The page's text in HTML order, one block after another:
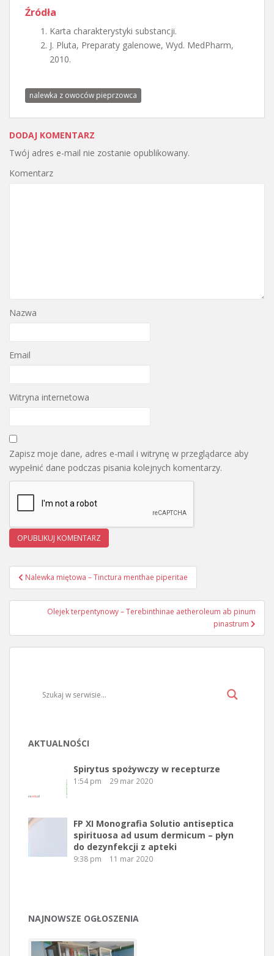
Źródła
Karta charakterystyki substancji.
J. Pluta, Preparaty galenowe, Wyd. MedPharm,
2010.
nalewka z owoców pieprzowca
DODAJ KOMENTARZ
Twój adres e-mail nie zostanie opublikowany.
Komentarz
Nazwa
Email
Witryna internetowa
Zapisz moje dane, adres e-mail i witrynę w przeglądarce aby
wypełnić dane podczas pisania kolejnych komentarzy.
Nawigacja wpisu
Nalewka miętowa – Tinctura menthae piperitae
Olejek terpentynowy – Terebinthinae aetheroleum ab pinum
pinastrum
AKTUALNOŚCI
Spirytus spożywczy w recepturze
1:54 pm 29 mar 2020
FP XI Monografia Solutio antiseptica
spirituosa ad usum dermicum – płyn
do dezynfekcji z apteki
9:38 pm 11 mar 2020
NAJNOWSZE OGŁOSZENIA